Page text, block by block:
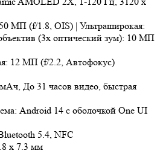
МП (f/1.8, OIS) | Ультраширокая:
(3x оптический зум): 10 МП
12 МП (f/2.2, Автофокус)
До 31 часов видео, быстрая
Android 14 с оболочкой One UI
5.4, NFC
x 7.3 мм